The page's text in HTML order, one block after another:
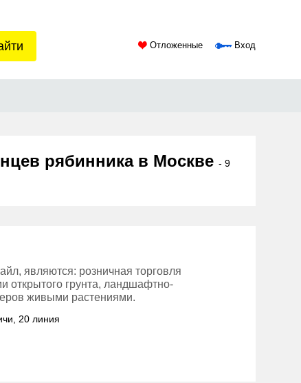
Отложенные Вход
рябинника в Москве - 9
являются: розничная торговля
открытого грунта, ландшафтно-
живыми растениями.
20 линия